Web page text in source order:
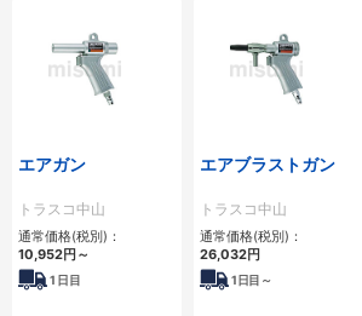
エアガン
トラスコ中山
通常価格(税別)：
10,952円 ～
1 日目
エアブラストガン
トラスコ中山
通常価格(税別)：
26,032円
1 日目～